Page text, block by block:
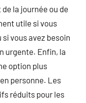
la journée ou de
utile si vous
vous avez besoin
urgente. Enfin, la
option plus
personne. Les
réduits pour les